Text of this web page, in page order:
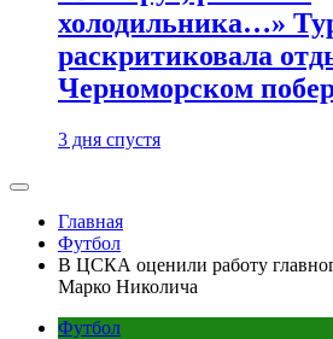
холодильника…»
раскритиковала
Черноморском
3 дня спустя
Главная
Футбол
В ЦСКА оценили работу
Марко Николича
Футбол